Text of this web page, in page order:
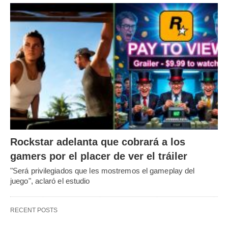
Rockstar adelanta que cobrará a los
gamers por el placer de ver el tráiler
"Será privilegiados que les mostremos el gameplay del
juego", aclaró el estudio
RECENT POSTS